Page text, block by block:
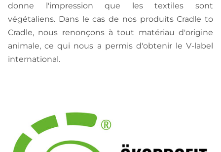
donne l'impression que les textiles sont
végétaliens. Dans le cas de nos produits Cradle to
Cradle, nous renonçons à tout matériau d'origine
animale, ce qui nous a permis d'obtenir le V-label
international.